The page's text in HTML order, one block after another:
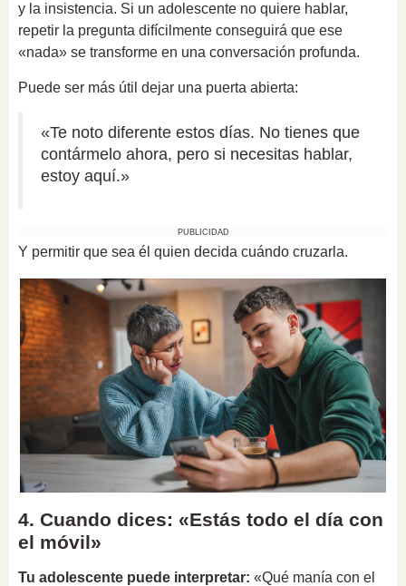
y la insistencia. Si un adolescente no quiere hablar,
repetir la pregunta difícilmente conseguirá que ese
«nada» se transforme en una conversación profunda.
Puede ser más útil dejar una puerta abierta:
«Te noto diferente estos días. No tienes que
contármelo ahora, pero si necesitas hablar,
estoy aquí.»
PUBLICIDAD
Y permitir que sea él quien decida cuándo cruzarla.
4. Cuando dices: «Estás todo el día con
el móvil»
Tu adolescente puede interpretar: «Qué manía con el